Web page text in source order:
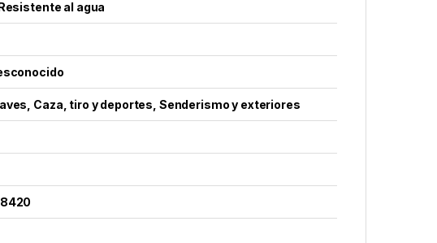
al agua
Caza, tiro y deportes, Senderismo y exteriores
8420